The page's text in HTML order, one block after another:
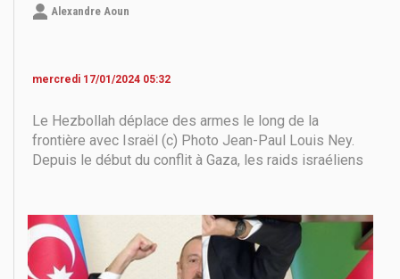
Alexandre Aoun
mercredi 17/01/2024 05:32
Le Hezbollah déplace des armes le long de la
frontière avec Israël (c) Photo Jean-Paul Louis Ney.
Depuis le début du conflit à Gaza, les raids israéliens
iraniennes en direction du Hezbollah libanais. Depuis